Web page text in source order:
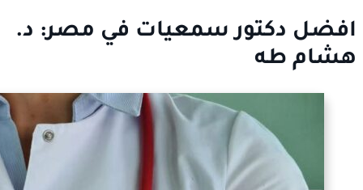
افضل دكتور سمعيات في مصر: د.
هشام طه